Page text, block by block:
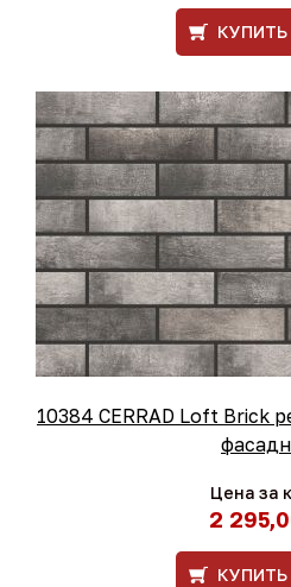
КУПИТЬ
10384 CERRAD Loft Brick
Цена за
2
КУПИТЬ